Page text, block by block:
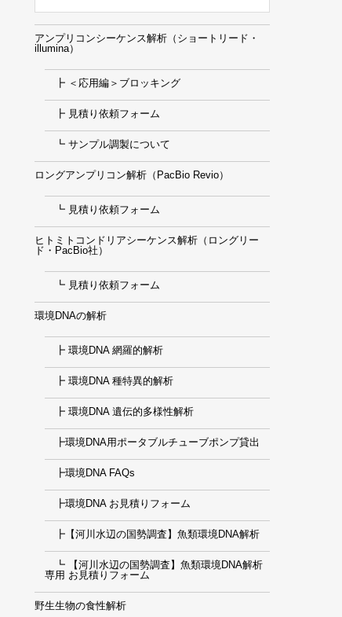
アンプリコンシーケンス解析（ショートリード・
illumina）
┣ ＜応用編＞ブロッキング
┣ 見積り依頼フォーム
┗ サンプル調製について
ロングアンプリコン解析（PacBio Revio）
┗ 見積り依頼フォーム
ヒトミトコンドリアシーケンス解析（ロングリー
ド・PacBio社）
┗ 見積り依頼フォーム
環境DNAの解析
┣ 環境DNA 網羅的解析
┣ 環境DNA 種特異的解析
┣ 環境DNA 遺伝的多様性解析
┣環境DNA用ポータブルチューブポンプ貸出
┣環境DNA FAQs
┣環境DNA お見積りフォーム
┣【河川水辺の国勢調査】魚類環境DNA解析
┗ 【河川水辺の国勢調査】魚類環境DNA解析
専用 お見積りフォーム
野生生物の食性解析